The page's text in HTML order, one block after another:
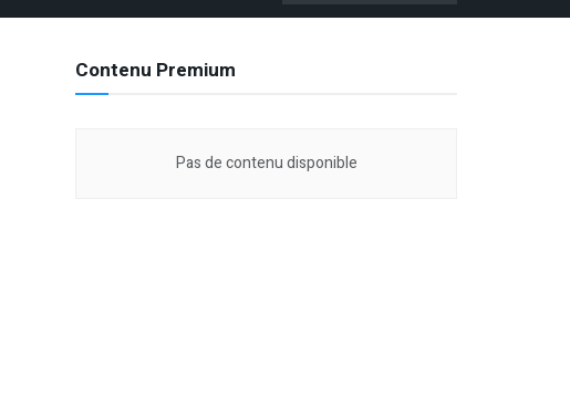
Contenu Premium
Pas de contenu disponible